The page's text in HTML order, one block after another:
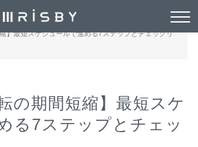
】最短スケジュールで進める7ステップとチェックリ
の期間短縮】最短スケ
る7ステップとチェッ